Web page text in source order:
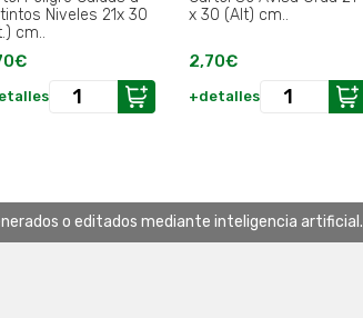
Niveles 21x 30
cm..
x 30 (Alt) cm..
2,70€
+detalles
o editados mediante inteligencia artificial.